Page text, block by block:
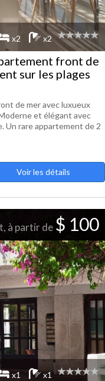
x2 x2
front de
sur les plages
de mer avec luxueux
et élégant avec
Un rare appartement de 2
Voir les détails
à partir de $ 100
x1 x1